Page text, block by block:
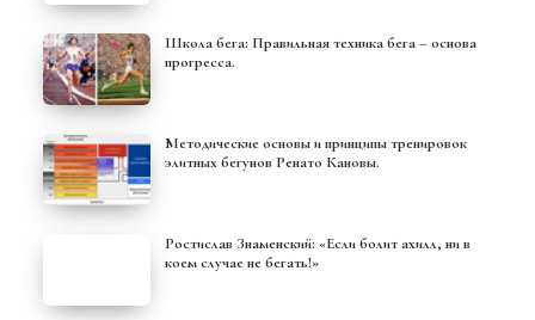
Школа бега: Правильная техника бега – основа
прогресса.
Методические основы и принципы тренировок
элитных бегунов Ренато Кановы.
Ростислав Знаменский: «Если болит ахилл, ни в
коем случае не бегать!»